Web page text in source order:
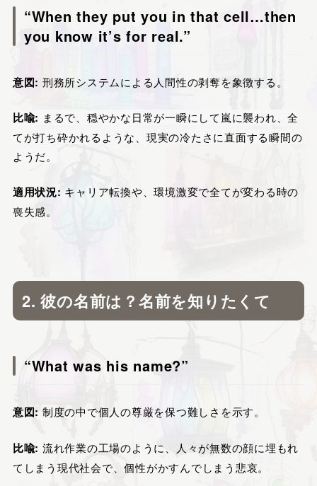
“When they put you in that cell…then
you know it’s for real.”
意図: 刑務所システムによる人間性の剥奪を象徴する。
比喩: まるで、穏やかな日常が一瞬にして嵐に襲われ、全
てが打ち砕かれるような、現実の冷たさに直面する瞬間の
ようだ。
適用状況: キャリア転換や、環境激変で全てが変わる時の
喪失感。
2. 彼の名前は？名前を知りたくて
“What was his name?”
意図: 制度の中で個人の尊厳を保つ難しさを示す。
比喩: 流れ作業の工場のように、人々が無数の顔に埋もれ
てしまう現代社会で、個性がかすんでしまう悲哀。